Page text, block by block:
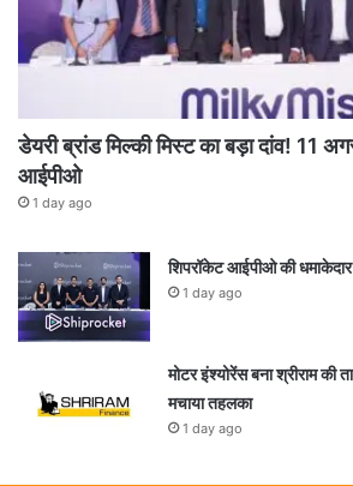
डेयरी ब्रांड मिल्की मिस्ट का बड़ा दांव! 11
आईपीओ
1 day ago
शिपरॉकेट आईपीओ की
1 day ago
मोटर इंश्योरेंस बना श्रीराम
मचाया तहलका
1 day ago